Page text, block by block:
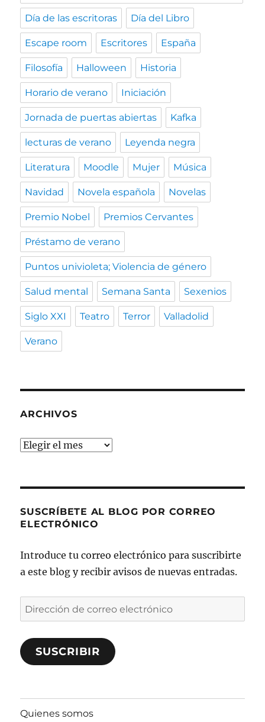
Día de las escritoras Día del Libro
Escape room Escritores España
Filosofía Halloween Historia
Horario de verano Iniciación
Jornada de puertas abiertas Kafka
lecturas de verano Leyenda negra
Literatura Moodle Mujer Música
Navidad Novela española Novelas
Premio Nobel Premios Cervantes
Préstamo de verano
Puntos univioleta; Violencia de género
Salud mental Semana Santa Sexenios
Siglo XXI Teatro Terror Valladolid
Verano
ARCHIVOS
Archivos
SUSCRÍBETE AL BLOG POR CORREO
ELECTRÓNICO
Introduce tu correo electrónico para suscribirte
a este blog y recibir avisos de nuevas entradas.
Dirección
de
correo
electrónico
SUSCRIBIR
Quienes somos